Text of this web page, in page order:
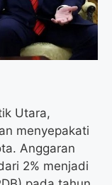
m
p
Utara,
menyepakati
Anggaran
2% menjadi